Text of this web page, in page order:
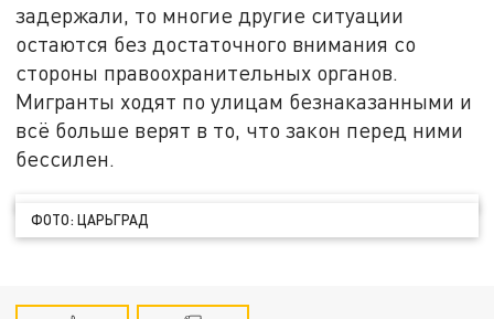
задержали, то многие другие ситуации
остаются без достаточного внимания со
стороны правоохранительных органов.
Мигранты ходят по улицам безнаказанными и
всё больше верят в то, что закон перед ними
бессилен.
ФОТО: ЦАРЬГРАД